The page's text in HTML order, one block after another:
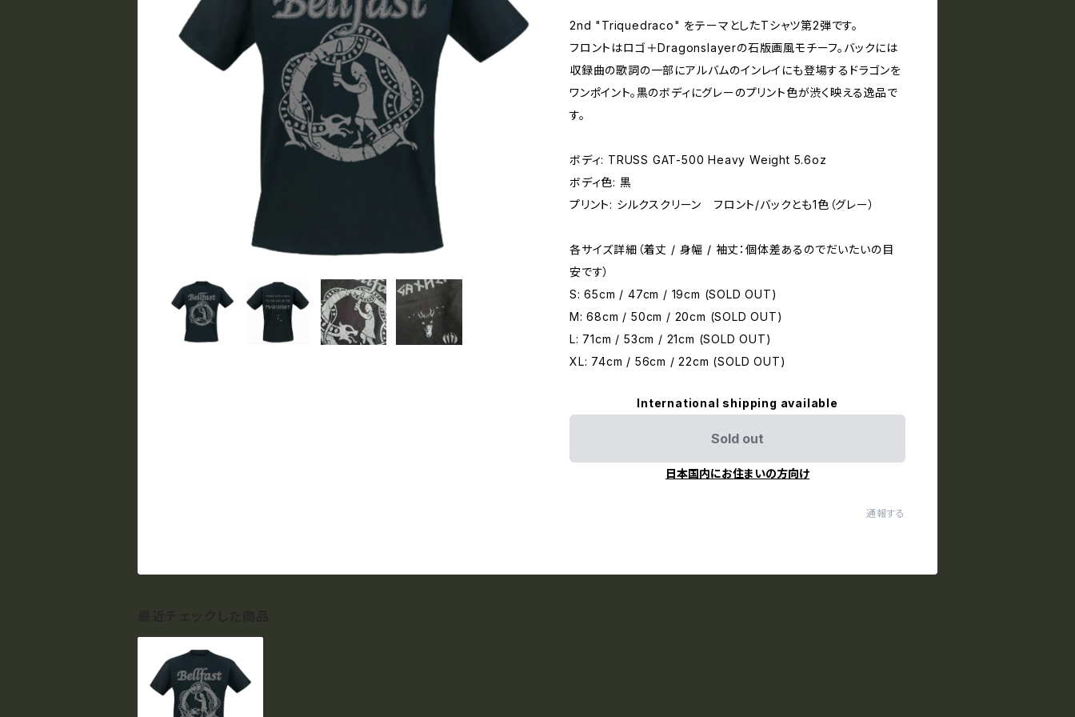
2nd "Triquedraco" をテーマとしたTシャツ第2弾です。
フロントはロゴ＋Dragonslayerの石版画風モチーフ。バックには
収録曲の歌詞の一部にアルバムのインレイにも登場するドラゴンを
ワンポイント。黒のボディにグレーのプリント色が渋く映える逸品で
す。
ボディ: TRUSS GAT-500 Heavy Weight 5.6oz
ボディ色: 黒
プリント: シルクスクリーン フロント/バックとも1色（グレー）
各サイズ詳細（着丈 / 身幅 / 袖丈：個体差あるのでだいたいの目
安です）
S: 65cm / 47cm / 19cm (SOLD OUT)
M: 68cm / 50cm / 20cm (SOLD OUT)
L: 71cm / 53cm / 21cm (SOLD OUT)
XL: 74cm / 56cm / 22cm (SOLD OUT)
International shipping available
Sold out
日本国内にお住まいの方向け
通報する